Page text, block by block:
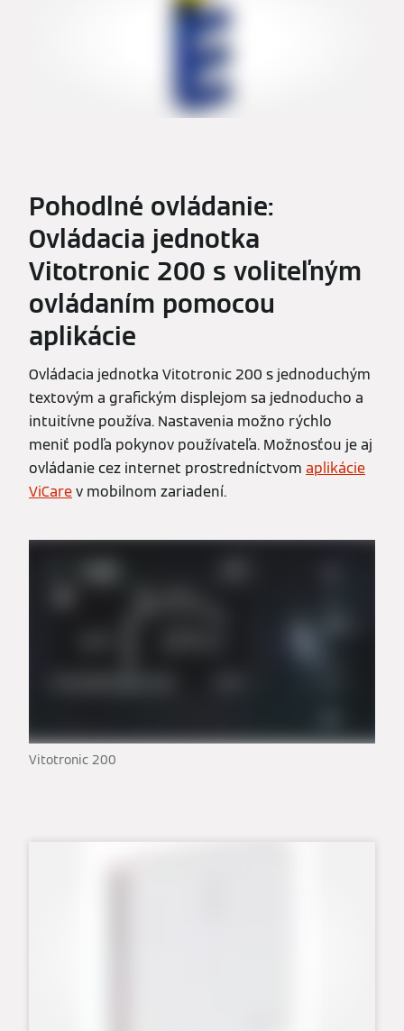
Pohodlné ovládanie:
Ovládacia jednotka
Vitotronic 200 s voliteľným
ovládaním pomocou
aplikácie
Ovládacia jednotka Vitotronic 200 s jednoduchým
textovým a grafickým displejom sa jednoducho a
intuitívne používa. Nastavenia možno rýchlo
meniť podľa pokynov používateľa. Možnosťou je aj
ovládanie cez internet prostredníctvom aplikácie
ViCarev mobilnom zariadení.
Vitotronic 200